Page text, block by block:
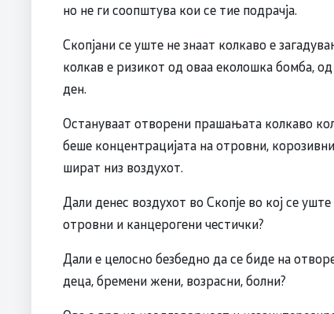
но не ги соопштува кои се тие подрачја.
Скопјани се уште не знаат колкаво е
колкав е ризикот од оваа еколошка бомба,
ден.
Остануваат отворени прашањата колкаво
беше концентрацијата на отровни,
шират низ воздухот.
Дали денес воздухот во Скопје во кој се
отровни и канцерогени честички?
Дали е целосно безбедно да се биде на
деца, бремени жени, возрасни, болни?